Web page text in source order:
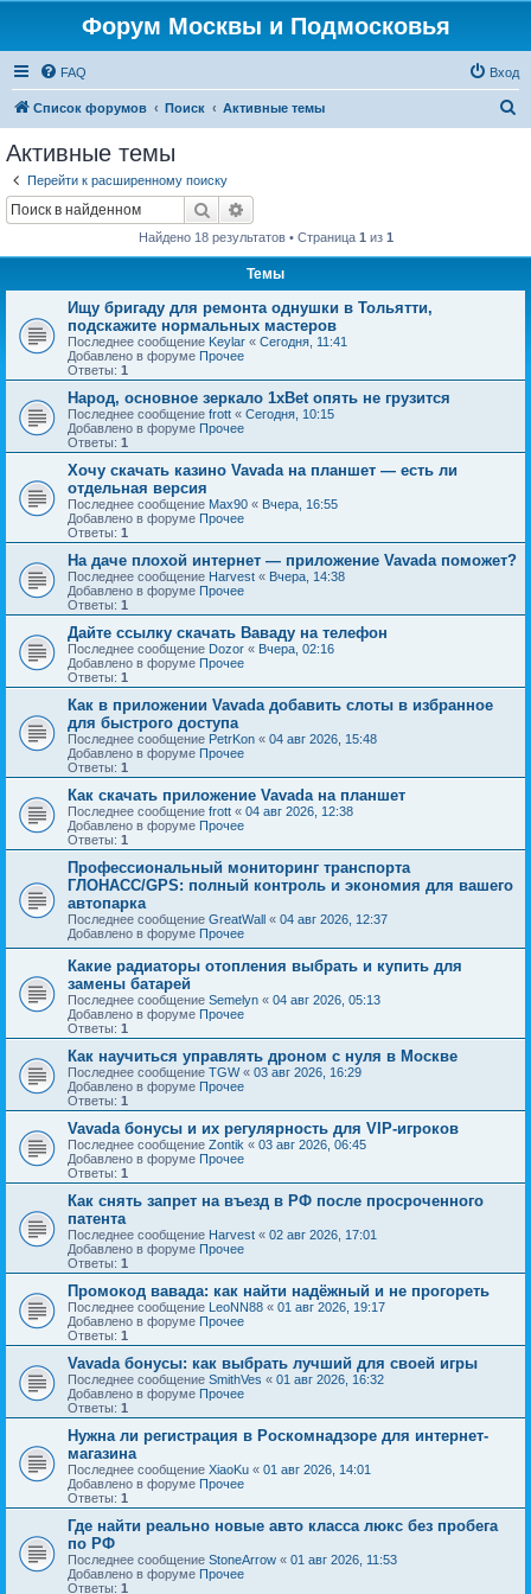
Форум Москвы и Подмосковья
FAQ Вход
Список форумов Поиск Активные темы
Активные темы
Перейти к расширенному поиску
Поиск
Найдено 18 результатов • Страница 1 из 1
Темы
Ищу бригаду для ремонта однушки в Тольятти,
подскажите нормальных мастеров
Последнее сообщение Keylar « Сегодня, 11:41
Добавлено в форуме Прочее
Ответы: 1
Народ, основное зеркало 1xBet опять не грузится
Последнее сообщение frott « Сегодня, 10:15
Добавлено в форуме Прочее
Ответы: 1
Хочу скачать казино Vavada на планшет — есть ли
отдельная версия
Последнее сообщение Max90 « Вчера, 16:55
Добавлено в форуме Прочее
Ответы: 1
На даче плохой интернет — приложение Vavada поможет?
Последнее сообщение Harvest « Вчера, 14:38
Добавлено в форуме Прочее
Ответы: 1
Дайте ссылку скачать Ваваду на телефон
Последнее сообщение Dozor « Вчера, 02:16
Добавлено в форуме Прочее
Ответы: 1
Как в приложении Vavada добавить слоты в избранное
для быстрого доступа
Последнее сообщение PetrKon « 04 авг 2026, 15:48
Добавлено в форуме Прочее
Ответы: 1
Как скачать приложение Vavada на планшет
Последнее сообщение frott « 04 авг 2026, 12:38
Добавлено в форуме Прочее
Ответы: 1
Профессиональный мониторинг транспорта
ГЛОНАСС/GPS: полный контроль и экономия для вашего
автопарка
Последнее сообщение GreatWall « 04 авг 2026, 12:37
Добавлено в форуме Прочее
Какие радиаторы отопления выбрать и купить для
замены батарей
Последнее сообщение Semelyn « 04 авг 2026, 05:13
Добавлено в форуме Прочее
Ответы: 1
Как научиться управлять дроном с нуля в Москве
Последнее сообщение TGW« 03 авг 2026, 16:29
Добавлено в форуме Прочее
Ответы: 1
Vavada бонусы и их регулярность для VIP-игроков
Последнее сообщение Zontik « 03 авг 2026, 06:45
Добавлено в форуме Прочее
Ответы: 1
Как снять запрет на въезд в РФ после просроченного
патента
Последнее сообщение Harvest « 02 авг 2026, 17:01
Добавлено в форуме Прочее
Ответы: 1
Промокод вавада: как найти надёжный и не прогореть
Последнее сообщение LeoNN88 « 01 авг 2026, 19:17
Добавлено в форуме Прочее
Ответы: 1
Vavada бонусы: как выбрать лучший для своей игры
Последнее сообщение SmithVes « 01 авг 2026, 16:32
Добавлено в форуме Прочее
Ответы: 1
Нужна ли регистрация в Роскомнадзоре для интернет-
магазина
Последнее сообщение XiaoKu « 01 авг 2026, 14:01
Добавлено в форуме Прочее
Ответы: 1
Где найти реально новые авто класса люкс без пробега
по РФ
Последнее сообщение StoneArrow « 01 авг 2026, 11:53
Добавлено в форуме Прочее
Ответы: 1